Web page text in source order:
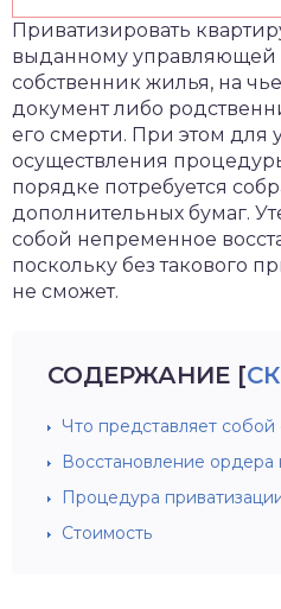
Приватизировать
выданному
собственник жилья, на
документ либо
его смерти. При этом для
осуществления
порядке потребуется
дополнительных бумаг.
собой непременное
поскольку без такового
не сможет.
СОДЕРЖАНИЕ [
Что представляет
Восстановление ордера
Процедура
Стоимость